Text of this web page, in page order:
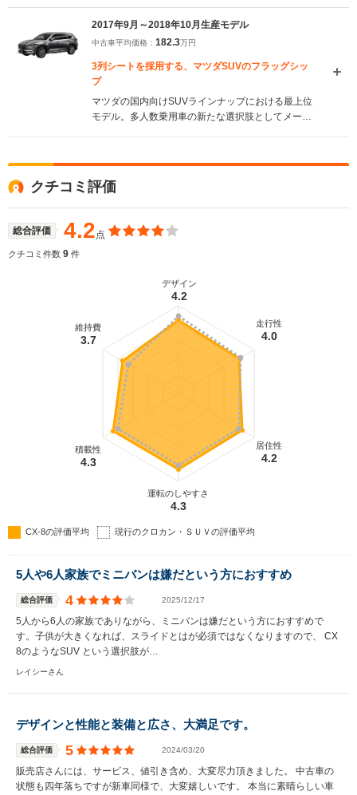
直噴ガソリンエンジン、「スカイアクティブG2.5」
搭載車を設定。また、衝突回避軽減ブレーキの性能
向上など、各部に手が加えられている。
（2018.11）
2017年9月～2018年10月生産モデル
中古車平均価格： 182.3万円
3列シートを採用する、マツダSUVのフラッグシッ
プ
マツダの国内向けSUVラインナップにおける最上位
モデル。多人数乗用車の新たな選択肢としてメーカ
人または7人の乗車が可能。身長170cmの人でも無
理なく快適に過ごせる3列目シートが実現された。多
様なシートアレンジはもちろんのこと、1列目から3
列目まで全員が会話を楽しみながら移動できる静粛
性が与えられている。エンジンは進化したクリーン
ディーゼルのスカイアクティブD2.2を採用。出力向
燃費性能も実現している（2017.12）
クチコミ評価
総合評価 4.2点
クチコミ件数 9 件
デザイン
4.2
走行性
4.0
居住性
4.2
運転のしやすさ
4.3
積載性
4.3
維持費
3.7
CX-8の評価平均 現行のクロカン・ＳＵＶの評価平均
5人や6人家族でミニバンは嫌だという方におすすめ
総合評価 4 2025/12/17
5人から6人の家族でありながら、ミニバンは嫌だという方におすすめで
す。子供が大きくなれば、スライドとはが必須ではなくなりますので、 CX
8のようなSUV という選択肢が…
レイシーさん
デザインと性能と装備と広さ、大満足です。
総合評価 5 2024/03/20
販売店さんには、サービス、値引き含め、大変尽力頂きました。 中古車の
状態も四年落ちですが新車同様で、大変嬉しいです。 本当に素晴らしい車